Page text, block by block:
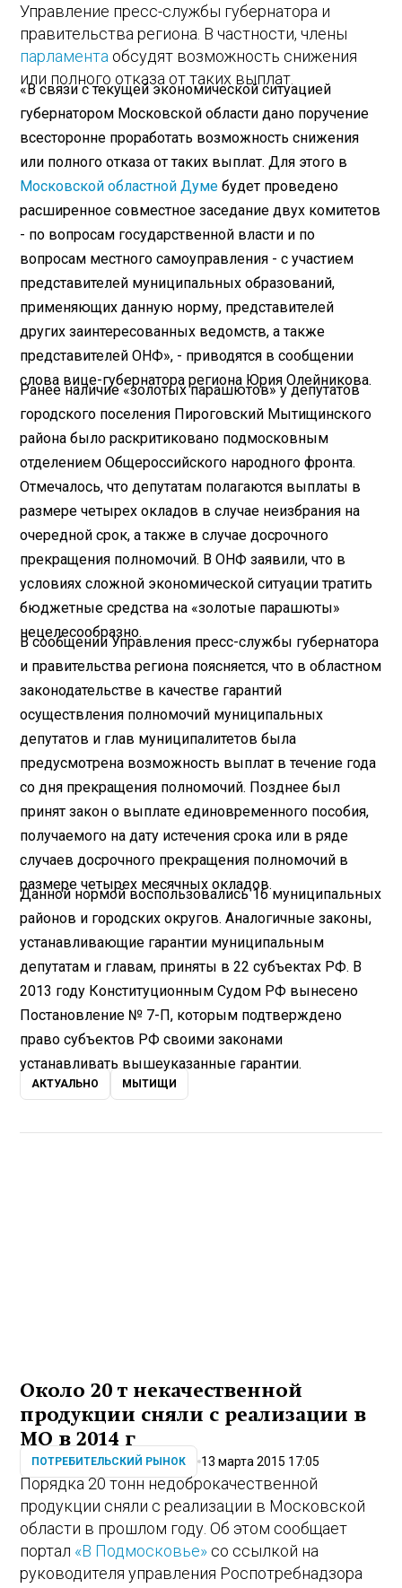
Управление пресс-службы губернатора и
правительства региона. В частности, члены
парламента обсудят возможность снижения
или полного отказа от таких выплат.
«В связи с текущей экономической ситуацией
губернатором Московской области дано поручение
всесторонне проработать возможность снижения
или полного отказа от таких выплат. Для этого в
Московской областной Думе будет проведено
расширенное совместное заседание двух комитетов
- по вопросам государственной власти и по
вопросам местного самоуправления - с участием
представителей муниципальных образований,
применяющих данную норму, представителей
других заинтересованных ведомств, а также
представителей ОНФ», - приводятся в сообщении
слова вице-губернатора региона Юрия Олейникова.
Ранее наличие «золотых парашютов» у депутатов
городского поселения Пироговский Мытищинского
района было раскритиковано подмосковным
отделением Общероссийского народного фронта.
Отмечалось, что депутатам полагаются выплаты в
размере четырех окладов в случае неизбрания на
очередной срок, а также в случае досрочного
прекращения полномочий. В ОНФ заявили, что в
условиях сложной экономической ситуации тратить
бюджетные средства на «золотые парашюты»
нецелесообразно.
В сообщении Управления пресс-службы губернатора
и правительства региона поясняется, что в областном
законодательстве в качестве гарантий
осуществления полномочий муниципальных
депутатов и глав муниципалитетов была
предусмотрена возможность выплат в течение года
со дня прекращения полномочий. Позднее был
принят закон о выплате единовременного пособия,
получаемого на дату истечения срока или в ряде
случаев досрочного прекращения полномочий в
размере четырех месячных окладов.
Данной нормой воспользовались 16 муниципальных
районов и городских округов. Аналогичные законы,
устанавливающие гарантии муниципальным
депутатам и главам, приняты в 22 субъектах РФ. В
2013 году Конституционным Судом РФ вынесено
Постановление № 7-П, которым подтверждено
право субъектов РФ своими законами
устанавливать вышеуказанные гарантии.
АКТУАЛЬНО МЫТИЩИ
Около 20 т некачественной
продукции сняли с реализации в
МО в 2014 г
ПОТРЕБИТЕЛЬСКИЙ РЫНОК 13 марта 2015 17:05
Порядка 20 тонн недоброкачественной
продукции сняли с реализации в Московской
области в прошлом году. Об этом сообщает
портал «В Подмосковье» со ссылкой на
руководителя управления Роспотребнадзора